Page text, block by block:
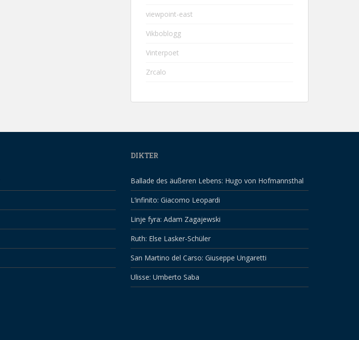
viewpoint-east
Vikboblogg
Vinterpoet
Zrcalo
DIKTER
Ballade des äußeren Lebens: Hugo von Hofmannsthal
L’infinito: Giacomo Leopardi
Linje fyra: Adam Zagajewski
Ruth: Else Lasker-Schüler
San Martino del Carso: Giuseppe Ungaretti
Ulisse: Umberto Saba